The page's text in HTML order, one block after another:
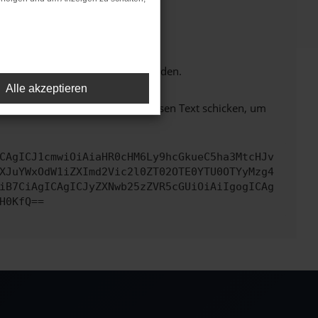
nicht mehr unterstützt werden.
beheben. Du kannst uns diesen Text schicken, um
Alle akzeptieren